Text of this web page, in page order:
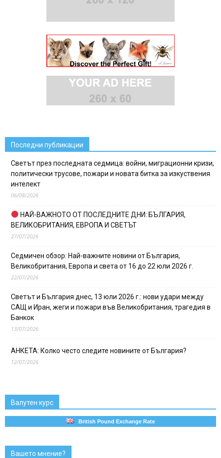
Последни публикации
Светът през последната седмица: войни, миграционни кризи,
политически трусове, пожари и новата битка за изкуствения
интелект
06/08/2026
НАЙ-ВАЖНОТО ОТ ПОСЛЕДНИТЕ ДНИ: БЪЛГАРИЯ,
ВЕЛИКОБРИТАНИЯ, ЕВРОПА И СВЕТЪТ
27/07/2026
Седмичен обзор: Най-важните новини от България,
Великобритания, Европа и света от 16 до 22 юли 2026 г.
22/07/2026
Светът и България днес, 13 юли 2026 г.: нови удари между
САЩ и Иран, жеги и пожари във Великобритания, трагедия в
Банкок
13/07/2026
АНКЕТА: Колко често следите новините от България?
12/07/2026
Валутен курс
British Pound Exchange Rate
Вашето мнение?